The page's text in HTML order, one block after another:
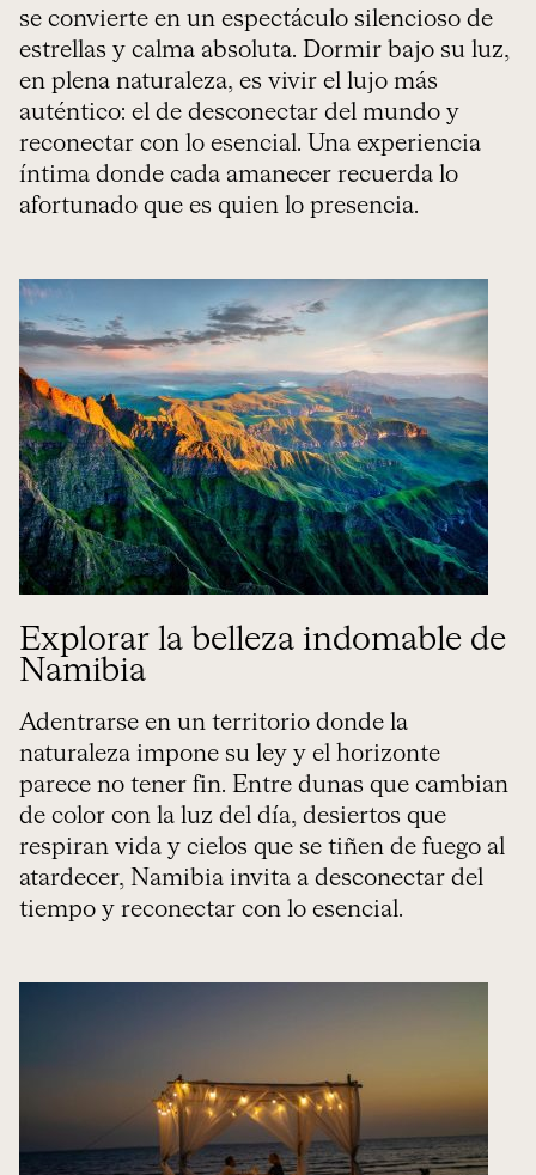
se convierte en un espectáculo silencioso de
estrellas y calma absoluta. Dormir bajo su luz,
en plena naturaleza, es vivir el lujo más
auténtico: el de desconectar del mundo y
reconectar con lo esencial. Una experiencia
íntima donde cada amanecer recuerda lo
afortunado que es quien lo presencia.
Explorar la belleza indomable de
Namibia
Adentrarse en un territorio donde la
naturaleza impone su ley y el horizonte
parece no tener fin. Entre dunas que cambian
de color con la luz del día, desiertos que
respiran vida y cielos que se tiñen de fuego al
atardecer, Namibia invita a desconectar del
tiempo y reconectar con lo esencial.